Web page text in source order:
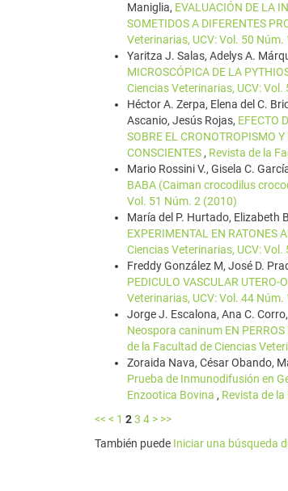
Maniglia, EVALUACIÓN DE LA
SOMETIDOS A DIFERENTES
Veterinarias, UCV: Vol. 50 Núm.
Yaritza J. Salas, Adelys A.
MICROSCÓPICA DE LA
Ciencias Veterinarias, UCV:
Héctor A. Zerpa, Elena del C.
Ascanio, Jesús Rojas, EFECTO
SOBRE EL CRONOTROPISMO
CONSCIENTES , Revista de la
Mario Rossini V., Gisela C.
BABA (Caiman crocodilus
Vol. 51 Núm. 2 (2010)
María del P. Hurtado, Elizabeth
EXPERIMENTAL EN RATONES
Ciencias Veterinarias, UCV:
Freddy González M, José D.
PEDICULO VASCULAR UTERO-
Veterinarias, UCV: Vol. 44 Núm.
Jorge J. Escalona, Ana C.
Neospora caninum EN PERROS
de la Facultad de Ciencias
Zoraida Nava, César Obando,
Prueba de Inmunodifusión en
Enzootica Bovina , Revista de
<< < 1 23 4 > >>
También puede Iniciar una búsqueda